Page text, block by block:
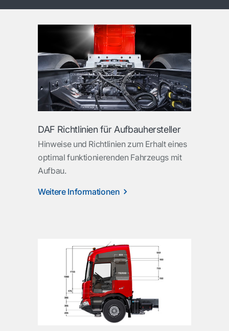
DAF Richtlinien für Aufbauhersteller
Hinweise und Richtlinien zum Erhalt eines
optimal funktionierenden Fahrzeugs mit
Aufbau.
Weitere Informationen